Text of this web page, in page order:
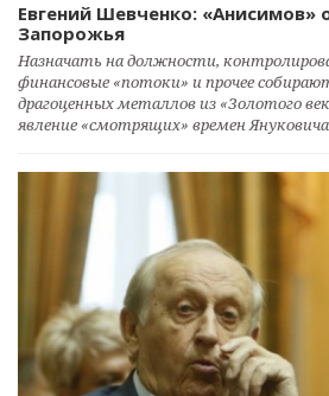
Евгений Шевченко: «Анисимов»
Запорожья
Назначать на должности,
финансовые «потоки» и прочее
драгоценных металлов из «Золотого
явление «смотрящих» времен